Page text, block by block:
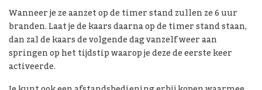
Wanneer je ze aanzet op de timer stand zullen ze 6 uur
branden. Laat je de kaars daarna op de timer stand staan,
dan zal de kaars de volgende dag vanzelf weer aan
springen op het tijdstip waarop je deze de eerste keer
activeerde.